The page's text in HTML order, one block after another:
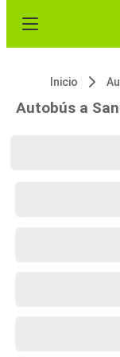
Inicio
Autobús a